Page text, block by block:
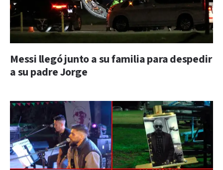
Messi llegó junto a su familia para despedir
a su padre Jorge